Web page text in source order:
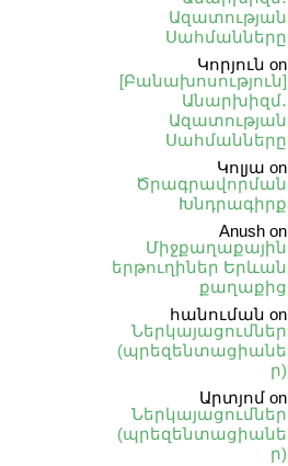
Ազատության
Սահմանները
Կորյուն on
[Բանախոսություն]
Անարխիզմ․
Ազատության
Սահմանները
Կոլյա on
Ծրագրավորման
Խնդրագիրք
Anush on
Միջքաղաքային
երթուղիներ Երևան
քաղաքից
հանուման on
Ներկայացումներ
(պրեզենտացիանե
ր)
Արտյոմ on
Ներկայացումներ
(պրեզենտացիանե
ր)